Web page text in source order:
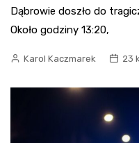
Dąbrowie doszło do
Około godziny 13:20,
Karol Kaczmarek 23